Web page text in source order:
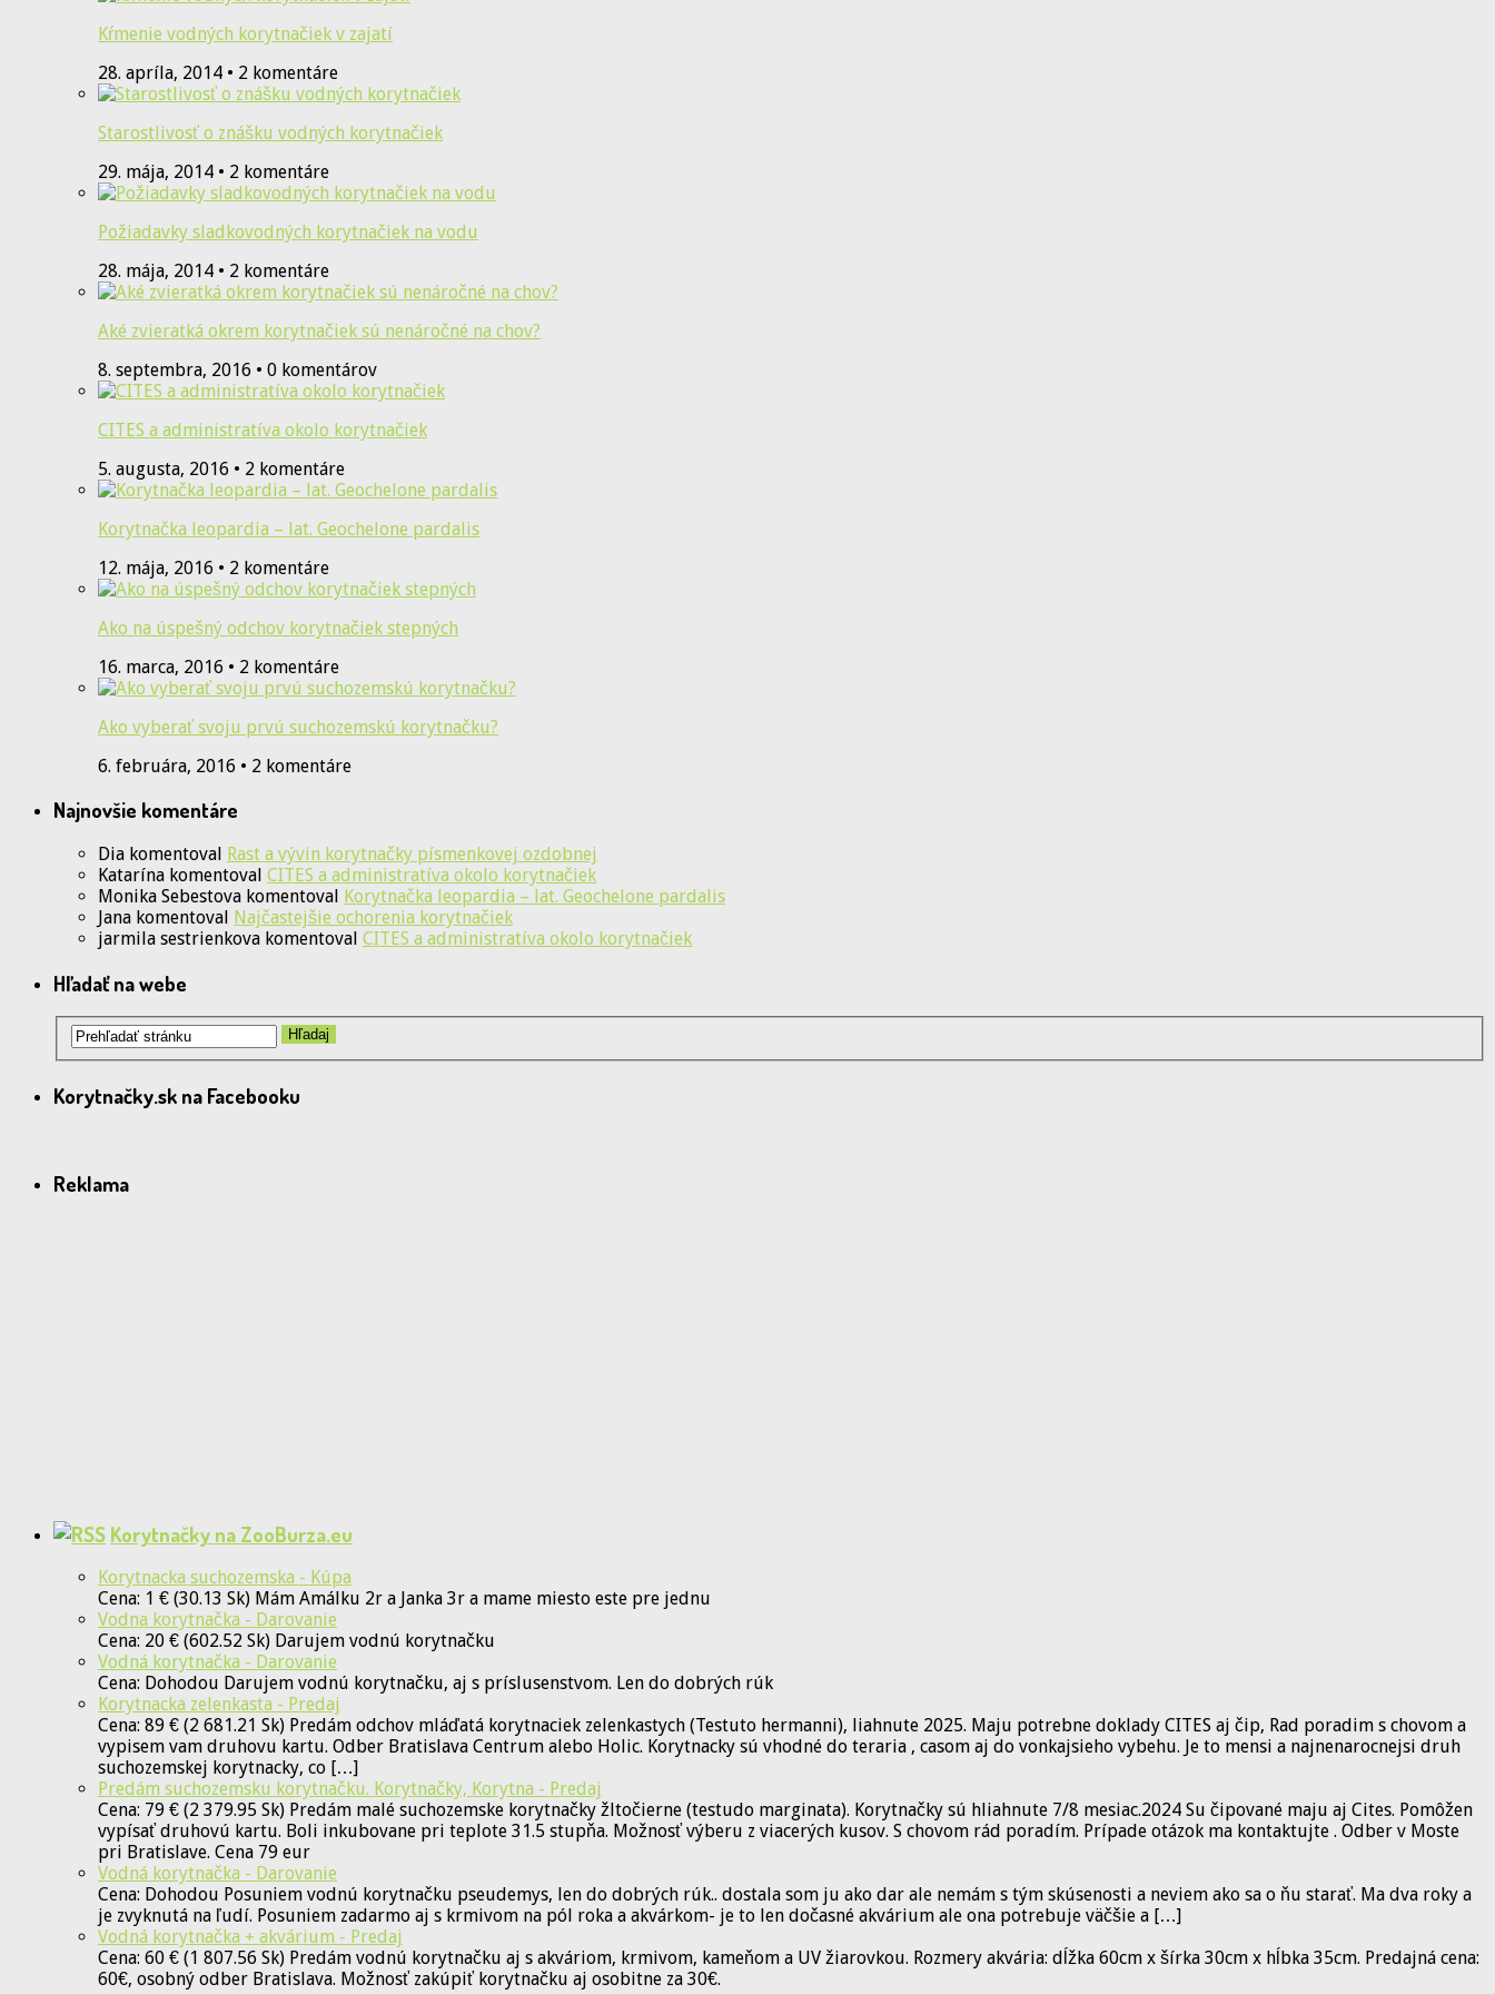
Kŕmenie vodných korytnačiek v zajatí
28. apríla, 2014 • 2 komentáre
Starostlivosť o znášku vodných korytnačiek
29. mája, 2014 • 2 komentáre
Požiadavky sladkovodných korytnačiek na vodu
28. mája, 2014 • 2 komentáre
Aké zvieratká okrem korytnačiek sú nenáročné na chov?
8. septembra, 2016 • 0 komentárov
CITES a administratíva okolo korytnačiek
5. augusta, 2016 • 2 komentáre
Korytnačka leopardia – lat. Geochelone pardalis
12. mája, 2016 • 2 komentáre
Ako na úspešný odchov korytnačiek stepných
16. marca, 2016 • 2 komentáre
Ako vyberať svoju prvú suchozemskú korytnačku?
6. februára, 2016 • 2 komentáre
Najnovšie komentáre
Dia komentoval Rast a vývin korytnačky písmenkovej ozdobnej
Katarína komentoval CITES a administratíva okolo korytnačiek
Monika Sebestova komentoval Korytnačka leopardia – lat. Geochelone pardalis
Jana komentoval Najčastejšie ochorenia korytnačiek
jarmila sestrienkova komentoval CITES a administratíva okolo korytnačiek
Hľadať na webe
Korytnačky.sk na Facebooku
Reklama
Korytnačky na ZooBurza.eu
Korytnacka suchozemska - Kúpa
Cena: 1 € (30.13 Sk) Mám Amálku 2r a Janka 3r a mame miesto este pre jednu
Vodna korytnačka - Darovanie
Cena: 20 € (602.52 Sk) Darujem vodnú korytnačku
Vodná korytnačka - Darovanie
Cena: Dohodou Darujem vodnú korytnačku, aj s príslusenstvom. Len do dobrých rúk
Korytnacka zelenkasta - Predaj
Cena: 89 € (2 681.21 Sk) Predám odchov mláďatá korytnaciek zelenkastych (Testuto hermanni), liahnute 2025. Maju potrebne doklady CITES aj čip, Rad poradim s chovom a
vypisem vam druhovu kartu. Odber Bratislava Centrum alebo Holic. Korytnacky sú vhodné do teraria , casom aj do vonkajsieho vybehu. Je to mensi a najnenarocnejsi druh
suchozemskej korytnacky, co […]
Predám suchozemsku korytnačku. Korytnačky, Korytna - Predaj
Cena: 79 € (2 379.95 Sk) Predám malé suchozemske korytnačky žltočierne (testudo marginata). Korytnačky sú hliahnute 7/8 mesiac.2024 Su čipované maju aj Cites. Pomôžen
vypísať druhovú kartu. Boli inkubovane pri teplote 31.5 stupňa. Možnosť výberu z viacerých kusov. S chovom rád poradím. Prípade otázok ma kontaktujte . Odber v Moste
pri Bratislave. Cena 79 eur
Vodná korytnačka - Darovanie
Cena: Dohodou Posuniem vodnú korytnačku pseudemys, len do dobrých rúk.. dostala som ju ako dar ale nemám s tým skúsenosti a neviem ako sa o ňu starať. Ma dva roky a
je zvyknutá na ľudí. Posuniem zadarmo aj s krmivom na pól roka a akvárkom- je to len dočasné akvárium ale ona potrebuje väčšie a […]
Vodná korytnačka + akvárium - Predaj
Cena: 60 € (1 807.56 Sk) Predám vodnú korytnačku aj s akváriom, krmivom, kameňom a UV žiarovkou. Rozmery akvária: dĺžka 60cm x šírka 30cm x hĺbka 35cm. Predajná cena:
60€, osobný odber Bratislava. Možnosť zakúpiť korytnačku aj osobitne za 30€.